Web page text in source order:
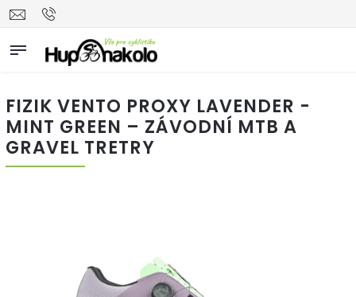
FIZIK VENTO PROXY LAVENDER -
MINT GREEN – ZÁVODNÍ MTB A
GRAVEL TRETRY